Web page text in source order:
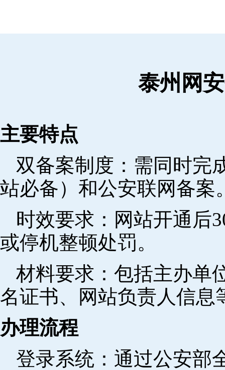
泰州网
主要特点
双备案制度：需同时完
站必备）和公安联网备案
时效要求：网站开通后
或停机整顿处罚。
材料要求：包括主办单
名证书、网站负责人信息
办理流程
登录系统：通过公安部